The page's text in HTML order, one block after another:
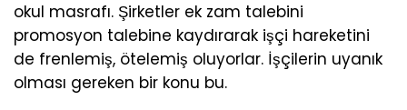
okul masrafı. Şirketler ek zam talebini
promosyon talebine kaydırarak işçi hareketini
de frenlemiş, ötelemiş oluyorlar. İşçilerin uyanık
olması gereken bir konu bu.